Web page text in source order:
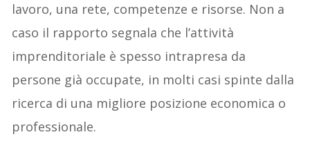
lavoro, una rete, competenze e risorse. Non a
caso il rapporto segnala che l’attività
imprenditoriale è spesso intrapresa da
persone già occupate, in molti casi spinte dalla
ricerca di una migliore posizione economica o
professionale.